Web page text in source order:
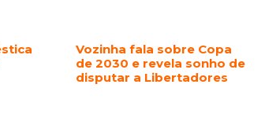
Vozinha fala sobre Copa
de 2030 e revela sonho de
disputar a Libertadores